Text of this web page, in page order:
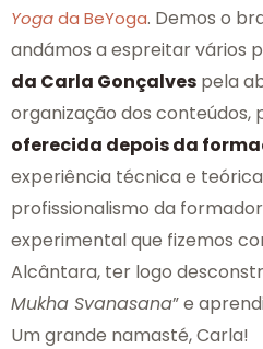
Yogada BeYoga. Demos o
andámos a espreitar vários
da Carla Gonçalves pela
organização dos conteúdos,
oferecida depois da
experiência técnica e
profissionalismo da
experimental que fizemos
Alcântara, ter logo
Mukha Svanasana” e
Um grande namasté, Carla!